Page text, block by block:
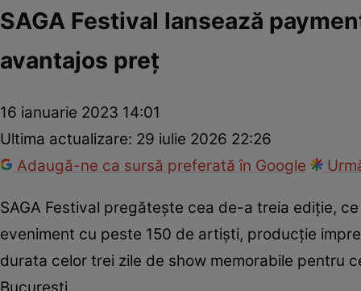
SAGA Festival lansează
avantajos preț
16 ianuarie 2023 14:01
Ultima actualizare: 29 iulie 2026 22:26
Adaugă-ne ca sursă preferată în Google
SAGA Festival pregătește cea de-a treia ediție,
eveniment cu peste 150 de artiști, producție
durata celor trei zile de show memorabile pentru